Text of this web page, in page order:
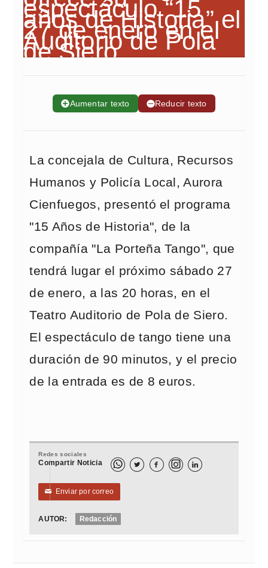
➕Aumentar texto ➖Reducir texto
La concejala de Cultura, Recursos
Humanos y Policía Local, Aurora
Cienfuegos, presentó el programa
"15 Años de Historia", de la
compañía "La Porteña Tango", que
tendrá lugar el próximo sábado 27
de enero, a las 20 horas, en el
Teatro Auditorio de Pola de Siero.
El espectáculo de tango tiene una
duración de 90 minutos, y el precio
de la entrada es de 8 euros.
Redes sociales
Compartir Noticia   
✉ Enviar por correo
AUTOR: Redacción